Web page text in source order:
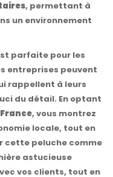
, permettant à
un environnement
parfaite pour les
entreprises peuvent
rappellent à leurs
du détail. En optant
, vous montrez
locale, tout en
cette peluche comme
astucieuse
vos clients, tout en